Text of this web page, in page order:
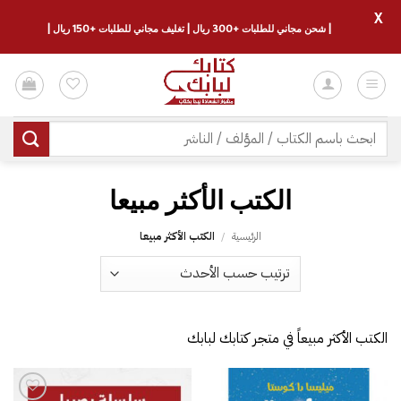
للمحتوى
البحث
عن:
الكتب الأكثر مبيعا
الرئيسية / الكتب الأكثر مبيعا
الكتب الأكثر مبيعاً في متجر كتابك لبابك
| شحن مجاني للطلبات +300 ريال | تغليف مجاني للطلبات +150 ريال |
X